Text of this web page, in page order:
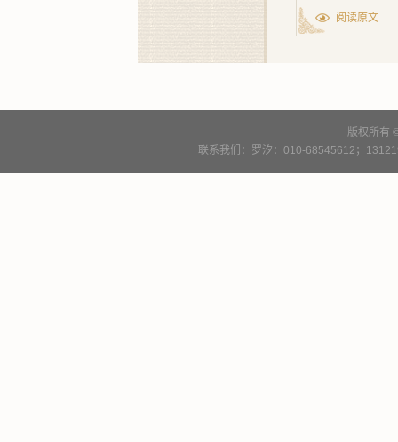
阅读原文
版权所有
联系我们：罗汐：010-68545612；